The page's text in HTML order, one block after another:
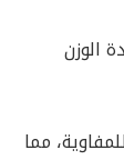
الوزن
مما